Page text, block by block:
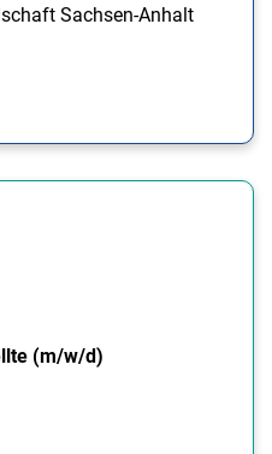
Sachsen-Anhalt
(m/w/d)